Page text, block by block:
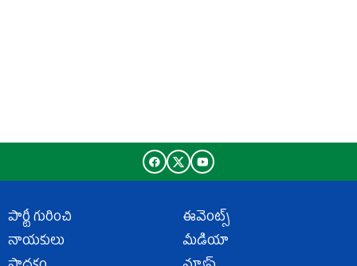
పార్టీ గురించి
నాయకులు
ఈవెంట్స్
మీడియా